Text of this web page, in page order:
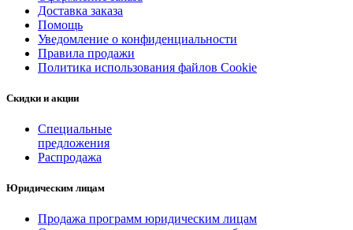
Доставка заказа
Помощь
Уведомление о конфиденциальности
Правила продажи
Политика использования файлов Cookie
Скидки и акции
Специальные
предложения
Распродажа
Юридическим лицам
Продажа программ юридическим лицам